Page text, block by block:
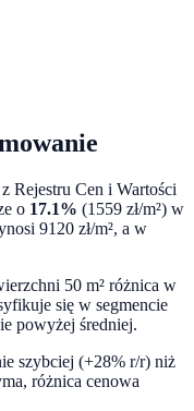
z Rejestru Cen i Wartości
o 17.1% (1559 zł/m²) w
9120 zł/m², a w
50 m² różnica w
się w segmencie
powyżej średniej.
szybciej (+28% r/r) niż
różnica cenowa